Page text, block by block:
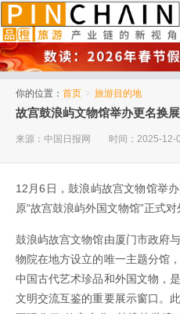
你的位置： 首页 > 旅游目的地
故宫鼓浪屿文物馆举办更名换
来源：中国日报网 时间：2025-12-
12月6日，鼓浪屿故宫文物馆举
原“故宫鼓浪屿外国文物馆”正式对
鼓浪屿故宫文物馆由厦门市政府
物院在地方设立的唯一主题分馆
中国古代艺术珍品和外国文物，
文明交流互鉴的重要展示窗口。